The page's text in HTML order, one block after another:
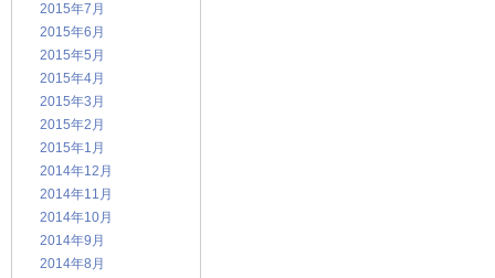
2015年7月
2015年6月
2015年5月
2015年4月
2015年3月
2015年2月
2015年1月
2014年12月
2014年11月
2014年10月
2014年9月
2014年8月